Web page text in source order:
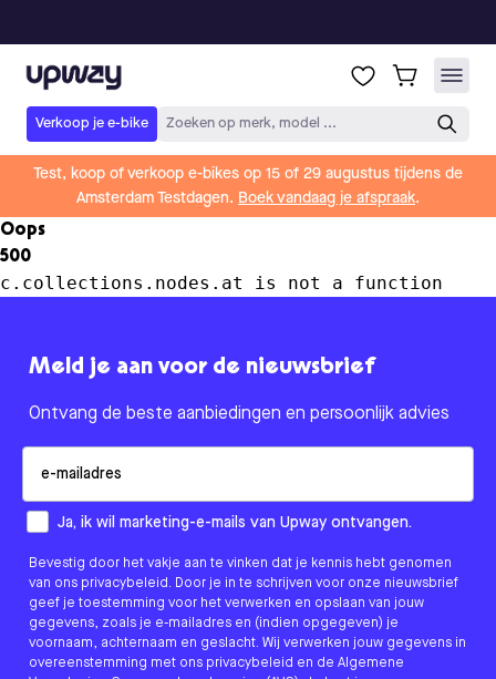
Upway
Verkoop je e-bike Zoeken op merk, model ...
Test, koop of verkoop e-bikes op 15 of 29 augustus tijdens de
Amsterdam Testdagen. Boek vandaag je afspraak.
Oops
500
c.collections.nodes.at is not a function
Meld je aan voor de nieuwsbrief
Ontvang de beste aanbiedingen en persoonlijk advies
How would you like to hear from us?
Ja, ik wil marketing-e-mails van Upway ontvangen.
Bevestig door het vakje aan te vinken dat je kennis hebt genomen
van ons privacybeleid. Door je in te schrijven voor onze nieuwsbrief
geef je toestemming voor het verwerken en opslaan van jouw
gegevens, zoals je e-mailadres en (indien opgegeven) je
voornaam, achternaam en geslacht. Wij verwerken jouw gegevens in
overeenstemming met ons privacybeleid en de Algemene